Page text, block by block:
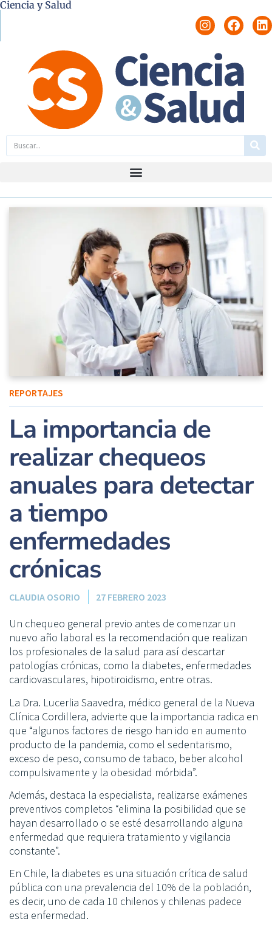
Ciencia y Salud
REPORTAJES
La importancia de
realizar chequeos
anuales para detectar
a tiempo
enfermedades
crónicas
CLAUDIA OSORIO 27 FEBRERO 2023
Un chequeo general previo antes de comenzar un
nuevo año laboral es la recomendación que realizan
los profesionales de la salud para así descartar
patologías crónicas, como la diabetes, enfermedades
cardiovasculares, hipotiroidismo, entre otras.
La Dra. Lucerlia Saavedra, médico general de la Nueva
Clínica Cordillera, advierte que la importancia radica en
que “algunos factores de riesgo han ido en aumento
producto de la pandemia, como el sedentarismo,
exceso de peso, consumo de tabaco, beber alcohol
compulsivamente y la obesidad mórbida”.
Además, destaca la especialista, realizarse exámenes
preventivos completos “elimina la posibilidad que se
hayan desarrollado o se esté desarrollando alguna
enfermedad que requiera tratamiento y vigilancia
constante”.
En Chile, la diabetes es una situación crítica de salud
pública con una prevalencia del 10% de la población,
es decir, uno de cada 10 chilenos y chilenas padece
esta enfermedad.